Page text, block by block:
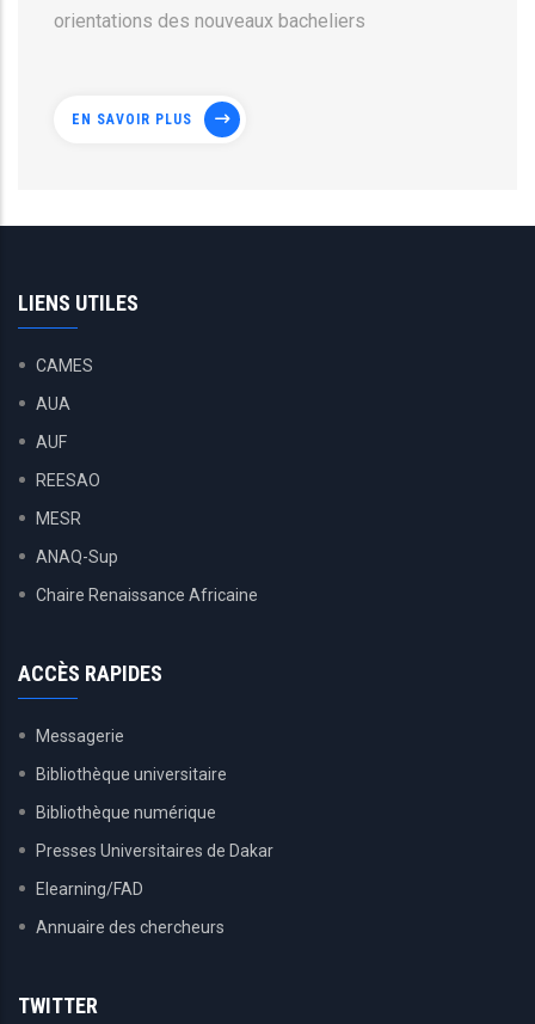
orientations des nouveaux bacheliers
EN SAVOIR PLUS
LIENS UTILES
CAMES
AUA
AUF
REESAO
MESR
ANAQ-Sup
Chaire Renaissance Africaine
ACCÈS RAPIDES
Messagerie
Bibliothèque universitaire
Bibliothèque numérique
Presses Universitaires de Dakar
Elearning/FAD
Annuaire des chercheurs
TWITTER